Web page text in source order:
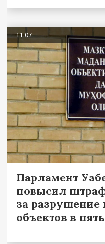
11.07
Парламент
повысил
за разрушение
объектов в